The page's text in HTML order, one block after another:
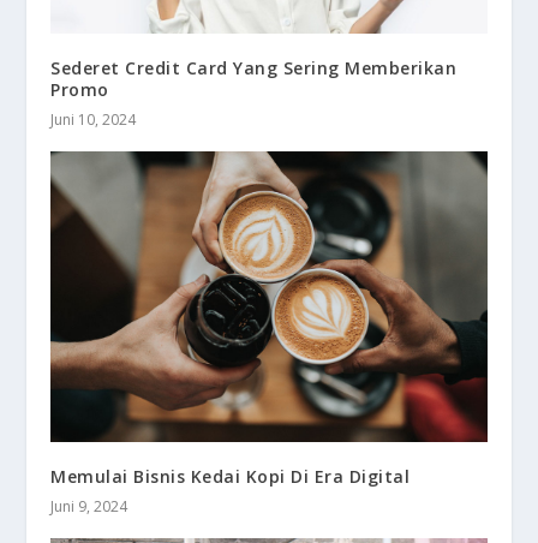
Sederet Credit Card Yang Sering Memberikan
Promo
Juni 10, 2024
Memulai Bisnis Kedai Kopi Di Era Digital
Juni 9, 2024